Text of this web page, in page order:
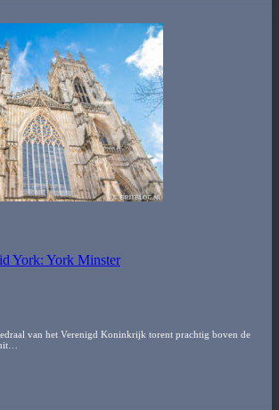
York: York Minster
van het Verenigd Koninkrijk torent prachtig boven de